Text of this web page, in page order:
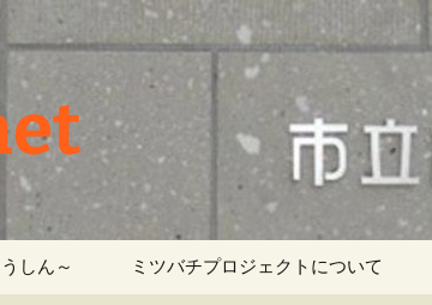
しん～ ミツバチプロジェクトについて